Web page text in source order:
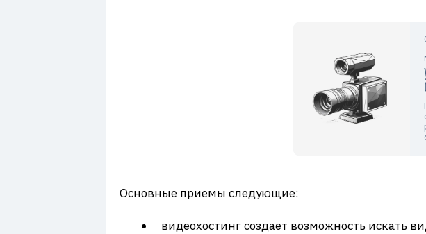
Основные приемы следующие:
видеохостинг создает возможность искать